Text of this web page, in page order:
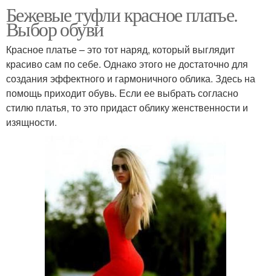
Бежевые туфли красное платье.
Выбор обуви
Красное платье – это тот наряд, который выглядит
красиво сам по себе. Однако этого не достаточно для
создания эффектного и гармоничного облика. Здесь на
помощь приходит обувь. Если ее выбрать согласно
стилю платья, то это придаст облику женственности и
изящности.